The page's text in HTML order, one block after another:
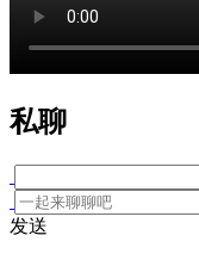
私聊
发送